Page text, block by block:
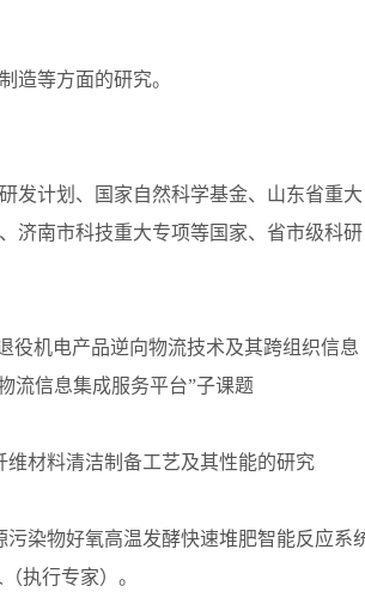
造等方面的研究。
发计划、国家自然科学基金、山东省重大
济南市科技重大专项等国家、省市级科研
役机电产品逆向物流技术及其跨组织信息
流信息集成服务平台”子课题
材料清洁制备工艺及其性能的研究
染物好氧高温发酵快速堆肥智能反应系
执行专家）。